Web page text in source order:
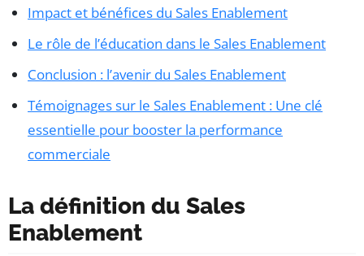
Impact et bénéfices du Sales Enablement
Le rôle de l’éducation dans le Sales Enablement
Conclusion : l’avenir du Sales Enablement
Témoignages sur le Sales Enablement : Une clé
essentielle pour booster la performance
commerciale
La définition du Sales
Enablement